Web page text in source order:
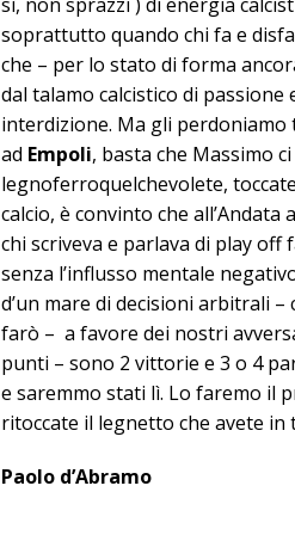
soprattutto quando chi fa e
che – per lo stato di forma
dal talamo calcistico di
interdizione. Ma gli
ad Empoli, basta che Massimo
legnoferroquelchevolete,
calcio, è convinto che
chi scriveva e parlava di play
senza l’influsso mentale
d’un mare di decisioni arbitrali
farò – a favore dei nostri
punti – sono 2 vittorie e 3 o 4
e saremmo stati lì. Lo faremo il
ritoccate il legnetto che avete in
Paolo d’Abramo